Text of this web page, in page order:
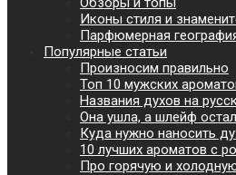
Иконы стиля и
Парфюмерная
Популярные статьи
Произносим правильно
Топ 10 мужских
Названия духов на
Она ушла, а шлейф
Куда нужно наносить
10 лучших ароматов с
Про горячую и